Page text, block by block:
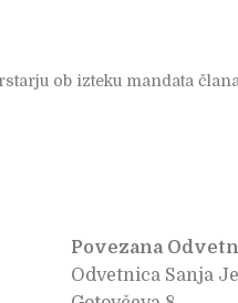
Povezana
Odvetnica Sanja